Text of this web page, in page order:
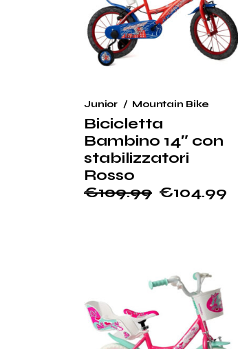
Bicicletta
Bambino 14″ con
stabilizzatori
Rosso
€109.99
Il
€104.99
Il
Junior Mountain Bike